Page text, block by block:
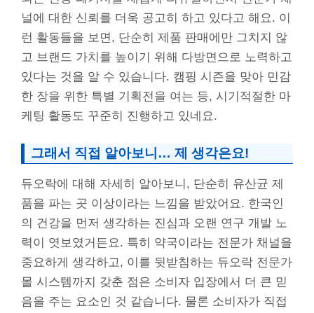
널에 대한 신뢰를 더욱 공고히 하고 있다고 해요. 이
런 활동들을 보면, 단순히 제품 판매에만 그치지 않
고 브랜드 가치를 높이기 위해 다방면으로 노력하고
있다는 것을 알 수 있습니다. 캠핑 시즌을 맞아 민감
한 장을 위한 특별 기획전을 여는 등, 시기적절한 마
케팅 활동도 꾸준히 진행하고 있네요.
그래서 직접 알아보니… 제 생각은요!
듀오락에 대해 자세히 알아보니, 단순히 유산균 제
품을 파는 곳 이상이라는 느낌을 받았어요. 한국인
의 건강을 먼저 생각하는 진심과 오랜 연구 개발 노
력이 엿보였거든요. 특히 약국이라는 전문가 채널을
중요하게 생각하고, 이를 뒷받침하는 듀오락 전문가
몰 시스템까지 갖춘 점은 소비자 입장에서 더 큰 믿
음을 주는 요소인 것 같습니다. 물론 소비자가 직접